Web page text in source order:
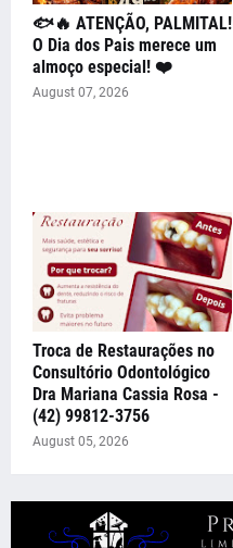
🐟🔥 ATENÇÃO, PALMITAL!
O Dia dos Pais merece um
almoço especial! ❤️
August 07, 2026
Troca de Restaurações no
Consultório Odontológico
Dra Mariana Cassia Rosa -
(42) 99812-3756
August 05, 2026